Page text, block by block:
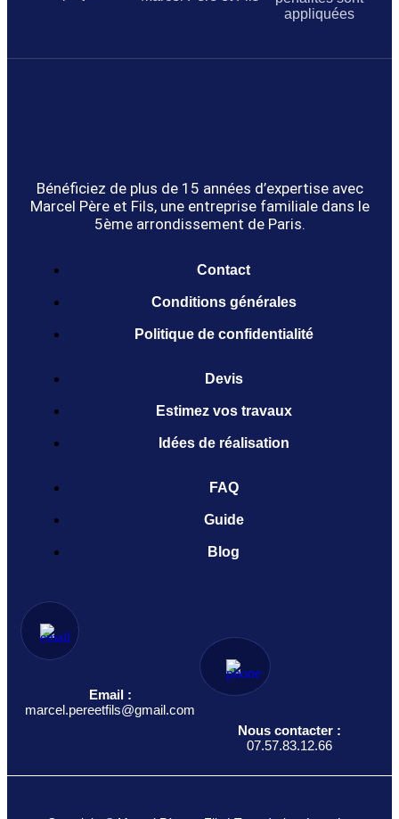
appliquées
Bénéficiez de plus de 15 années d’expertise avec
Marcel Père et Fils, une entreprise familiale dans le
5ème arrondissement de Paris.
Contact
Conditions générales
Politique de confidentialité
Devis
Estimez vos travaux
Idées de réalisation
FAQ
Guide
Blog
Email :
marcel.pereetfils@gmail.com
Nous contacter :
07.57.83.12.66